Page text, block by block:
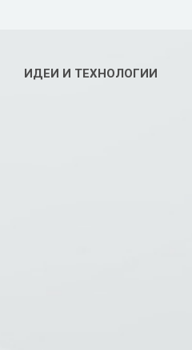
ИДЕИ И ТЕХНОЛОГИИ